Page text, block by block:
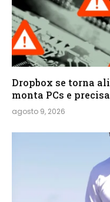
Dropbox se torna
monta PCs e
agosto 9, 2026